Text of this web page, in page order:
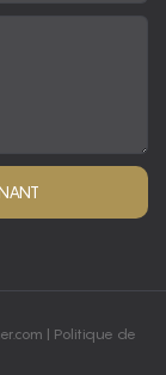
| Politique de